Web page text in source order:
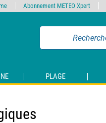
PLAGE
Abonnement METEO Xpert